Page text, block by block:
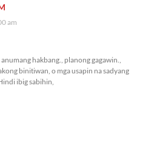
am
hakbang., planong gagawin.,
binitiwan, o mga usapin na sadyang
ibig sabihin,